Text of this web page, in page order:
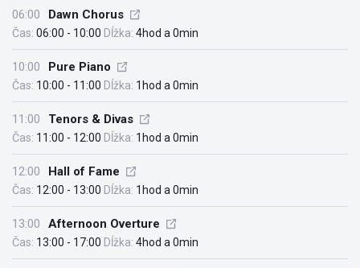
06:00 Dawn Chorus
Čas: 06:00 - 10:00 Dĺžka: 4hod a 0min
10:00 Pure Piano
Čas: 10:00 - 11:00 Dĺžka: 1hod a 0min
11:00 Tenors & Divas
Čas: 11:00 - 12:00 Dĺžka: 1hod a 0min
12:00 Hall of Fame
Čas: 12:00 - 13:00 Dĺžka: 1hod a 0min
13:00 Afternoon Overture
Čas: 13:00 - 17:00 Dĺžka: 4hod a 0min